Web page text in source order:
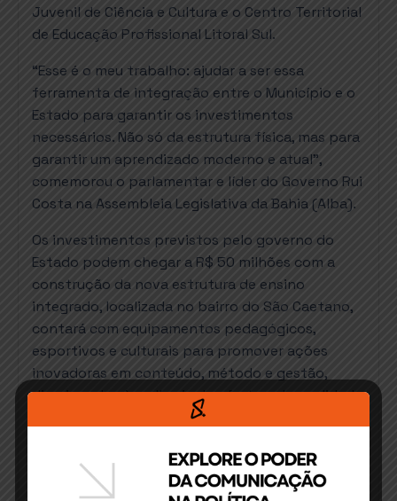
Juvenil de Ciência e Cultura e o Centro Territorial
de Educação Profissional Litoral Sul.
“Esse é o meu trabalho: ajudar a ser essa
ferramenta de integração entre o Município e o
Estado para garantir os investimentos
necessários. Não só da estrutura física, mas para
garantir um aprendizado moderno e atual”,
comemorou o parlamentar e líder do Governo Rui
Costa na Assembleia Legislativa da Bahia (Alba).
Os investimentos previstos pelo governo do
Estado podem chegar a R$ 50 milhões com a
construção da nova estrutura de ensino
integrado, localizada no bairro do São Caetano,
contará com equipamentos pedagógicos,
esportivos e culturais para promover ações
inovadoras em conteúdo, método e gestão,
direcionados à melhoria da oferta e da qualidade
“O mais importante é que iremos resgatar a
autoestima da juventude itabunense e garantir